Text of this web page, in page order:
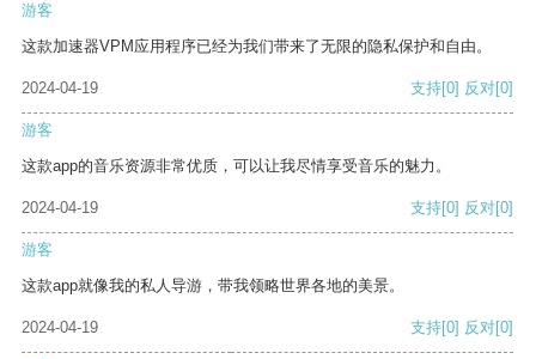
游客
这款加速器VPM应用程序已经为我们带来了无限的隐私保护和自由。
2024-04-19 支持[0] 反对[0]
游客
这款app的音乐资源非常优质，可以让我尽情享受音乐的魅力。
2024-04-19 支持[0] 反对[0]
游客
这款app就像我的私人导游，带我领略世界各地的美景。
2024-04-19 支持[0] 反对[0]